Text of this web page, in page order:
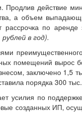
действие
а объем
рассрочка по
в год).
помещений вырос
заключено 1,5
порядка 300
усилия по
созданных ИП,